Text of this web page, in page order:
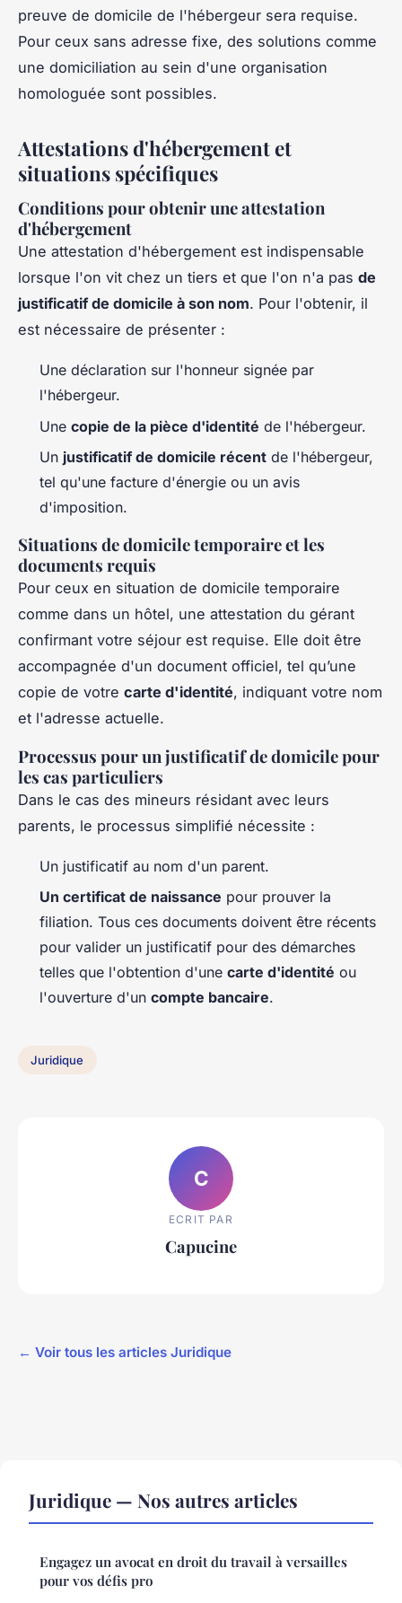
preuve de domicile de l'hébergeur sera requise.
Pour ceux sans adresse fixe, des solutions comme
une domiciliation au sein d'une organisation
homologuée sont possibles.
Attestations d'hébergement et
situations spécifiques
Conditions pour obtenir une attestation
d'hébergement
Une attestation d'hébergement est indispensable
lorsque l'on vit chez un tiers et que l'on n'a pas de
justificatif de domicile à son nom. Pour l'obtenir, il
est nécessaire de présenter :
Une déclaration sur l'honneur signée par
l'hébergeur.
Une copie de la pièce d'identité de l'hébergeur.
Un justificatif de domicile récent de l'hébergeur,
tel qu'une facture d'énergie ou un avis
d'imposition.
Situations de domicile temporaire et les
documents requis
Pour ceux en situation de domicile temporaire
comme dans un hôtel, une attestation du gérant
confirmant votre séjour est requise. Elle doit être
accompagnée d'un document officiel, tel qu’une
copie de votre carte d'identité, indiquant votre nom
et l'adresse actuelle.
Processus pour un justificatif de domicile pour
les cas particuliers
Dans le cas des mineurs résidant avec leurs
parents, le processus simplifié nécessite :
Un justificatif au nom d'un parent.
Un certificat de naissance pour prouver la
filiation. Tous ces documents doivent être récents
pour valider un justificatif pour des démarches
telles que l'obtention d'une carte d'identité ou
l'ouverture d'un compte bancaire.
Juridique
C
ECRIT PAR
Capucine
← Voir tous les articles Juridique
Juridique — Nos autres articles
Engagez un avocat en droit du travail à versailles
pour vos défis pro